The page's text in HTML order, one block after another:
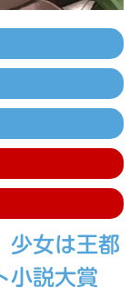
少女は王都
説大賞